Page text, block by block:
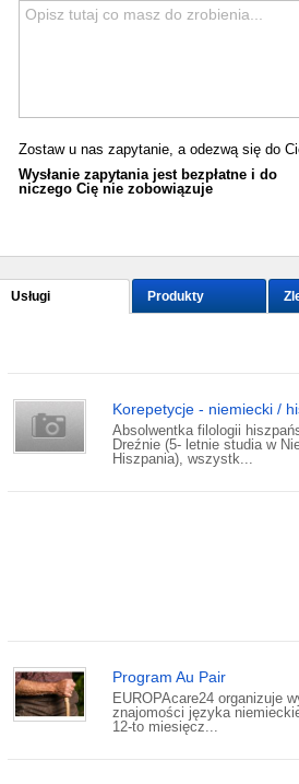
Zostaw u nas zapytanie, a odezwą się do
Wysłanie zapytania jest bezpłatne i do
niczego Cię nie zobowiązuje
Usługi Produkty
Korepetycje - niemiecki /
Absolwentka filologii
Dreźnie (5- letnie studia w
Hiszpania), wszystk...
Program Au Pair
EUROPAcare24 organizuje
znajomości języka
12-to miesięcz...